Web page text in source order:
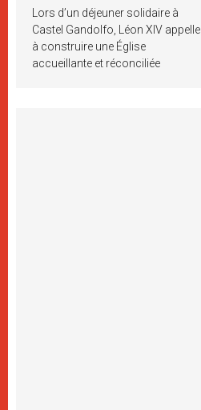
Lors d’un déjeuner solidaire à
Castel Gandolfo, Léon XIV appelle
à construire une Église
accueillante et réconciliée